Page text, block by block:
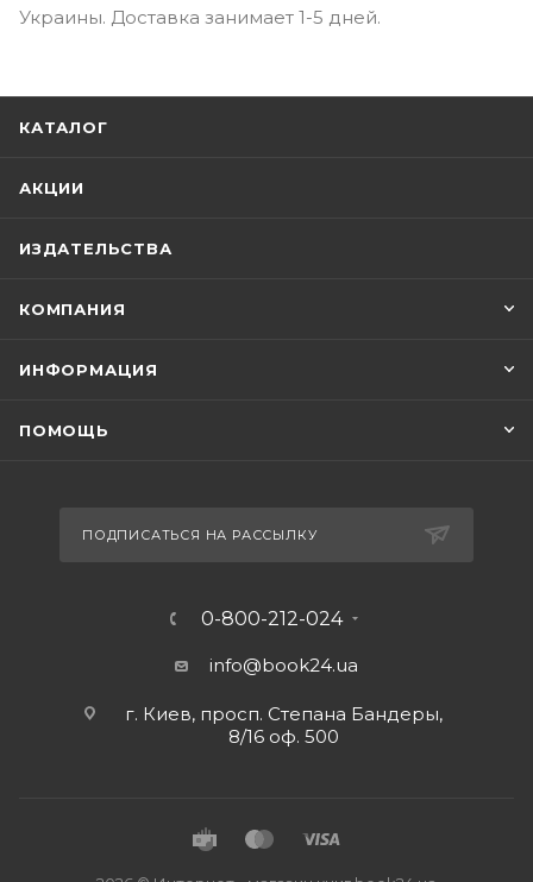
Украины. Доставка занимает 1-5 дней.
КАТАЛОГ
АКЦИИ
ИЗДАТЕЛЬСТВА
КОМПАНИЯ
ИНФОРМАЦИЯ
ПОМОЩЬ
ПОДПИСАТЬСЯ НА РАССЫЛКУ
0-800-212-024
info@book24.ua
г. Киев, просп. Степана Бандеры,
8/16 оф. 500